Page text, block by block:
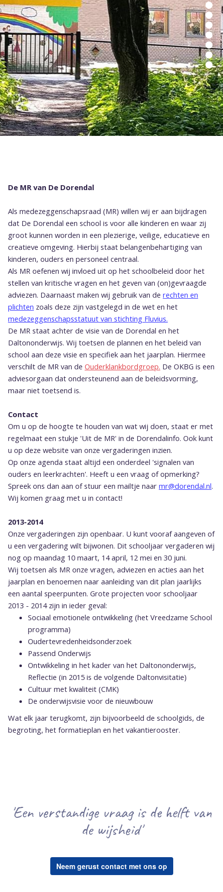
koolmezen kijken
De MR van De Dorendal
Als medezeggenschapsraad (MR) willen wij er aan bijdragen
dat De Dorendal een school is voor alle kinderen en waar zij
groot kunnen worden in een plezierige, veilige, educatieve en
creatieve omgeving. Hierbij staat belangenbehartiging van
kinderen, ouders en personeel centraal.
Als MR oefenen wij invloed uit op het schoolbeleid door het
stellen van kritische vragen en het geven van (on)gevraagde
adviezen. Daarnaast maken wij gebruik van de rechten en
plichten zoals deze zijn vastgelegd in de wet en het
medezeggenschapsstatuut van stichting Fluvius.
De MR staat achter de visie van de Dorendal en het
Daltononderwijs. Wij toetsen de plannen en het beleid van
school aan deze visie en specifiek aan het jaarplan. Hiermee
verschilt de MR van de Ouderklankbordgroep. De OKBG is een
adviesorgaan dat ondersteunend aan de beleidsvorming,
maar niet toetsend is.
Contact
Om u op de hoogte te houden van wat wij doen, staat er met
regelmaat een stukje 'Uit de MR' in de Dorendalinfo. Ook kunt
u op deze website van onze vergaderingen inzien.
Op onze agenda staat altijd een onderdeel 'signalen van
ouders en leerkrachten'. Heeft u een vraag of opmerking?
Spreek ons dan aan of stuur een mailtje naar mr@dorendal.nl.
Wij komen graag met u in contact!
2013-2014
Onze vergaderingen zijn openbaar. U kunt vooraf aangeven of
u een vergadering wilt bijwonen. Dit schooljaar vergaderen wij
nog op maandag 10 maart, 14 april, 12 mei en 30 juni.
Wij toetsen als MR onze vragen, adviezen en acties aan het
jaarplan en benoemen naar aanleiding van dit plan jaarlijks
een aantal speerpunten. Grote projecten voor schooljaar
2013 - 2014 zijn in ieder geval:
Sociaal emotionele ontwikkeling (het Vreedzame School
programma)
Oudertevredenheidsonderzoek
Passend Onderwijs
Ontwikkeling in het kader van het Daltononderwijs,
Reflectie (in 2015 is de volgende Daltonvisitatie)
Cultuur met kwaliteit (CMK)
De onderwijsvisie voor de nieuwbouw
Wat elk jaar terugkomt, zijn bijvoorbeeld de schoolgids, de
begroting, het formatieplan en het vakantierooster.
'Een verstandige vraag is de helft van
de wijsheid'
Neem gerust contact met ons op